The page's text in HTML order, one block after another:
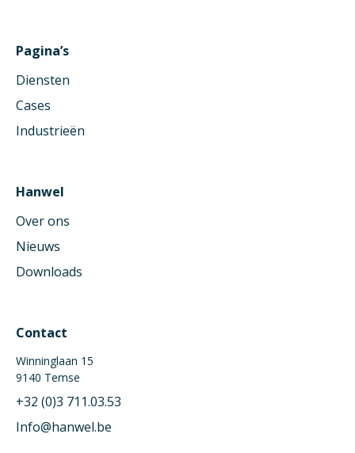
Pagina’s
Diensten
Cases
Industrieën
Hanwel
Over ons
Nieuws
Downloads
Contact
Winninglaan 15
9140 Temse
+32 (0)3 711.03.53
Info@hanwel.be